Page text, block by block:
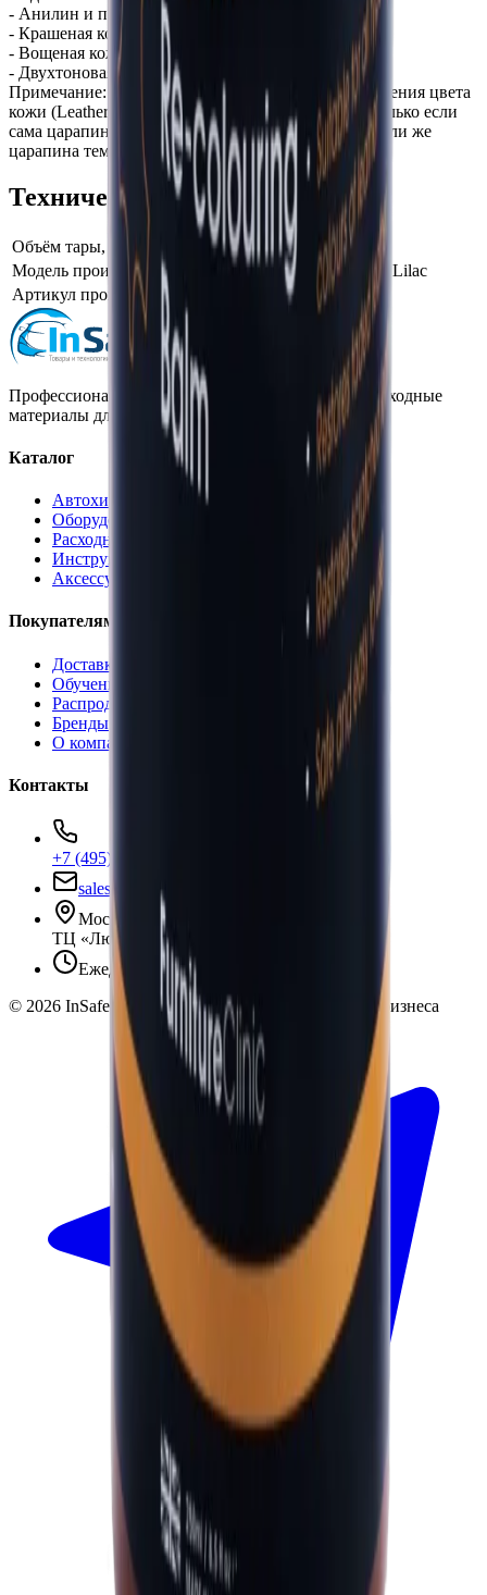
- Анилин и полуанилин
- Крашеная кожа
- Вощеная кожа и пулап
- Двухтоновая кожа в стиле «антик»
Примечание: для царапин средство для восстановления цвета
кожи (Leather Re-Colouring Balm) будет работать только если
сама царапина светлее, чем верхний слой кожи. Если же
царапина темнее, то нужно использовать набор д
Технические характеристики
Объём тары, фасовка
250 мл
Модель производителя
Leather Re-Colouring Balm Lilac
Артикул производителя
4LB250ML11
Профессиональная автохимия, оборудование и расходные
материалы для детейлинга.
Каталог
Автохимия
Оборудование
Расходные материалы
Инструменты
Аксессуары
Покупателям
Доставка и оплата
Обучение
Распродажа
Бренды
О компании
Контакты
+7 (495) 135-35-99
sales@insafe.ru
Москва, Люблинская ул., 153.
ТЦ «Люблю Молл», -1 уровень
Ежедневно 10:00 — 19:00
© 2026 InSafe.ru — Товары и технологии для автобизнеса